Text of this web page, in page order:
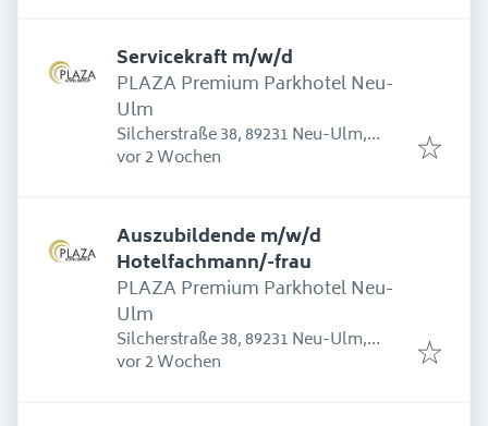
Servicekraft m/w/d
PLAZA Premium Parkhotel Neu-
Ulm
Silcherstraße 38, 89231 Neu-Ulm,
Deutschland
Erschienen:
vor 2 Wochen
Auszubildende m/w/d
Hotelfachmann/-frau
PLAZA Premium Parkhotel Neu-
Ulm
Silcherstraße 38, 89231 Neu-Ulm,
Deutschland
Erschienen:
vor 2 Wochen